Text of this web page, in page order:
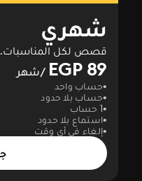
شهري
قصص لكل المناسبات.
89 EGP /شهر
حساب واحد
حساب بلا حدود
1 حساب
استماع بلا حدود
إلغاء في أي وقت